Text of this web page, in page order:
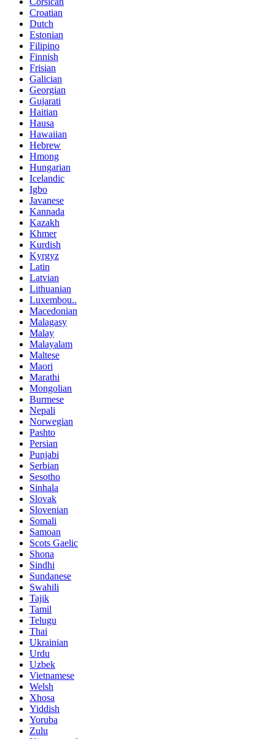
Croatian
Dutch
Estonian
Filipino
Finnish
Frisian
Galician
Georgian
Gujarati
Haitian
Hausa
Hawaiian
Hebrew
Hmong
Hungarian
Icelandic
Igbo
Javanese
Kannada
Kazakh
Khmer
Kurdish
Kyrgyz
Latin
Latvian
Lithuanian
Luxembou..
Macedonian
Malagasy
Malay
Malayalam
Maltese
Maori
Marathi
Mongolian
Burmese
Nepali
Norwegian
Pashto
Persian
Punjabi
Serbian
Sesotho
Sinhala
Slovak
Slovenian
Somali
Samoan
Scots Gaelic
Shona
Sindhi
Sundanese
Swahili
Tajik
Tamil
Telugu
Thai
Ukrainian
Urdu
Uzbek
Vietnamese
Welsh
Xhosa
Yiddish
Yoruba
Zulu